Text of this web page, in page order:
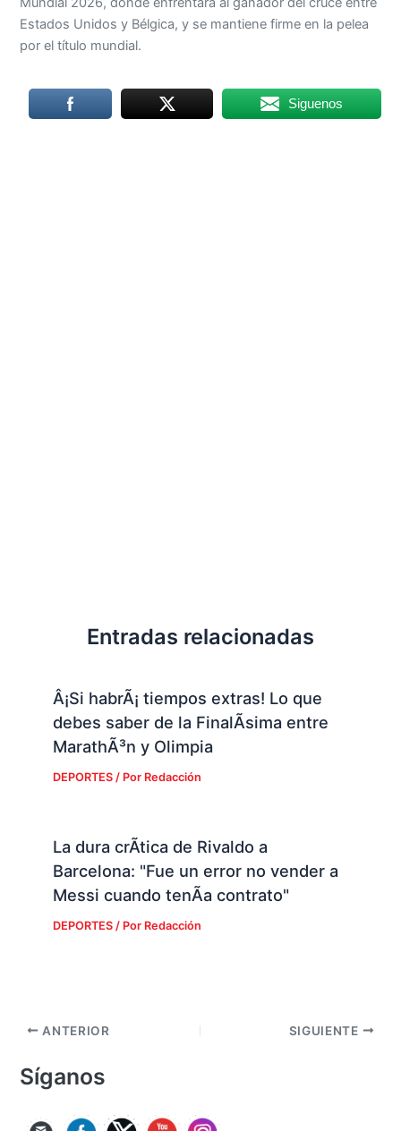
Estados Unidos y Bélgica, y se mantiene firme en la pelea
por el título mundial.
Siguenos
Entradas relacionadas
Â¡Si habrÃ¡ tiempos extras! Lo que
debes saber de la FinalÃ­sima entre
MarathÃ³n y Olimpia
DEPORTES/ Por Redacción
La dura crÃ­tica de Rivaldo a
Barcelona: "Fue un error no vender a
Messi cuando tenÃ­a contrato"
DEPORTES/ Por Redacción
ANTERIOR SIGUIENTE
Síganos